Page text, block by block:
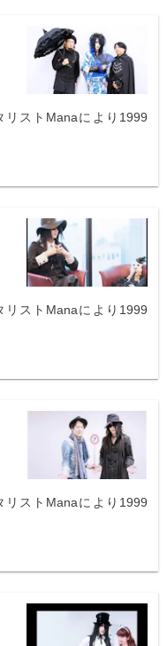
リストManaにより1999
リストManaにより1999
リストManaにより1999